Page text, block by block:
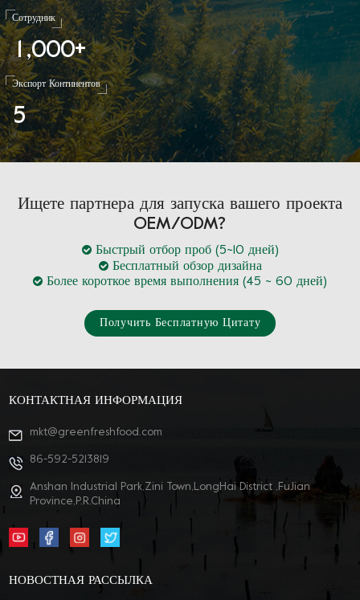
Сотрудник
1 ,000+
Экспорт Континентов
5
Ищете партнера для запуска вашего проекта
OEM/ODM?
Быстрый отбор проб (5~10 дней)
Бесплатный обзор дизайна
Более короткое время выполнения (45 ~ 60 дней)
Получить Бесплатную Цитату
КОНТАКТНАЯ ИНФОРМАЦИЯ
mkt@greenfreshfood.com
86-592-5213819
Anshan Industrial Park,Zini Town,LongHai District ,FuJian
Province,P.R.China
НОВОСТНАЯ РАССЫЛКА